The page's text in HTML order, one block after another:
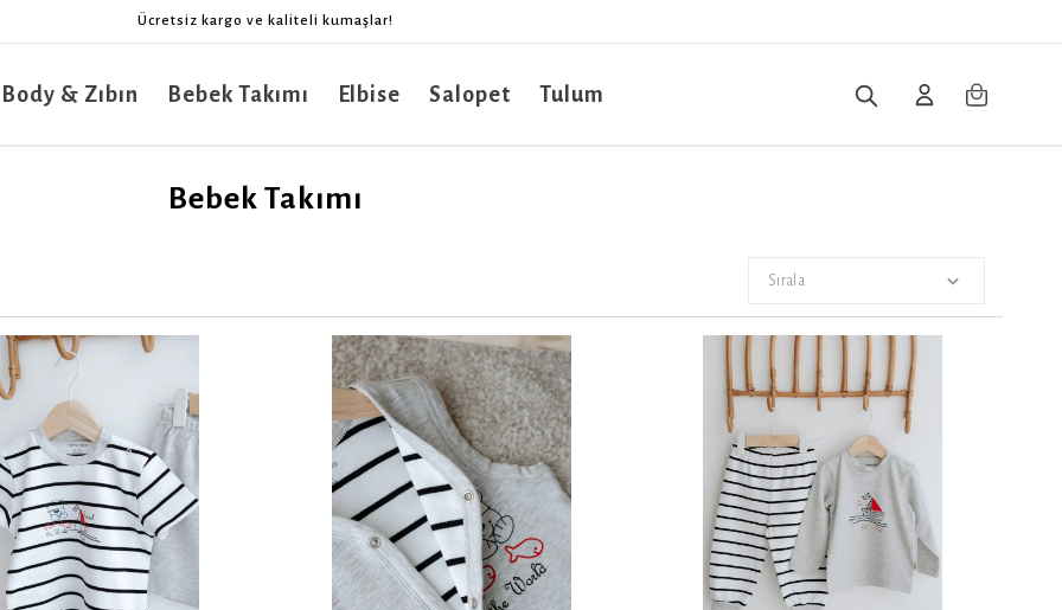
Ücretsiz kargo ve kaliteli kumaşlar!
& Zıbın Bebek Takımı Elbise Salopet Tulum
Bebek Takımı
Sırala